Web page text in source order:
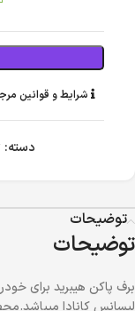
شرایط و قوانین
دسته:
توضیحات
توضیحات
برف پاکن هیبرید برای